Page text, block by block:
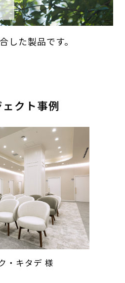
した製品です。
クト事例
・キタデ 様